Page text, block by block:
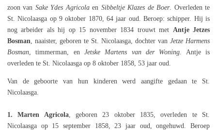
zoon van Sake Ydes Agricolaen Sibbeltje Klazes de Boer. Overleden te
St. Nicolaasga op 9 oktober 1870, 64 jaar oud. Beroep: schipper. Hij is
nog arbeider als hij op 15 november 1834 trouwt met Antje Jetzes
Bosman, naaister, geboren te St. Nicolaasga, dochter van Jetze Harmens
Bosman, timmerman, en Jetske Martens van der Woning. Antje is
overleden te St. Nicolaasga op 8 oktober 1858, 53 jaar oud.
Van de geboorte van hun kinderen werd aangifte gedaan te St.
Nicolaasga.
1. Marten Agricola, geboren 23 oktober 1835, overleden te St.
Nicolaasga op 15 september 1858, 23 jaar oud, ongehuwd. Beroep